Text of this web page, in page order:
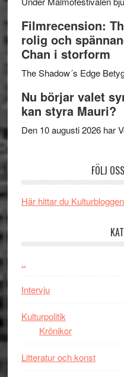
Filmrecension:
rolig och
Chan i storform
The Shadow´s Edge
Nu börjar valet
kan styra Mauri?
Den 10 augusti 2026 har
FÖLJ
Här hittar du
..
Intervju
Kulturpolitik
Krönikor
Litteratur och konst